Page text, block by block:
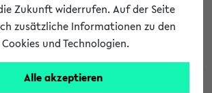
Zukunft widerrufen. Auf der Seite
zusätzliche Informationen zu den
und Technologien.
Alle akzeptieren